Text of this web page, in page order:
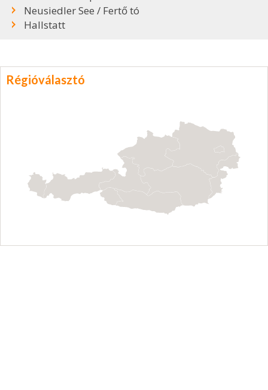
Neusiedler See / Fertő tó
Hallstatt
Régióválasztó